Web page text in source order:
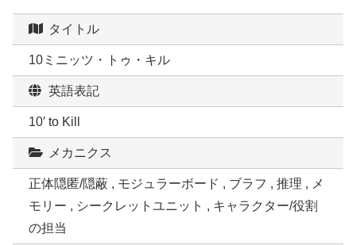
タイトル
10ミニッツ・トゥ・キル
英語表記
10′ to Kill
メカニクス
正体隠匿/隠蔽 , モジュラーボード , ブラフ , 推理 , メ
モリー , シークレットユニット , キャラクター/役割
の担当